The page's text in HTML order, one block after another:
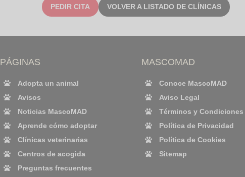
PEDIR CITA VOLVER A LISTADO DE CLÍNICAS
PÁGINAS
Adopta un animal
Avisos
Noticias MascoMAD
Aprende cómo adoptar
Clínicas veterinarias
Centros de acogida
Preguntas frecuentes
MASCOMAD
Conoce MascoMAD
Aviso Legal
Términos y Condiciones
Política de Privacidad
Política de Cookies
Sitemap